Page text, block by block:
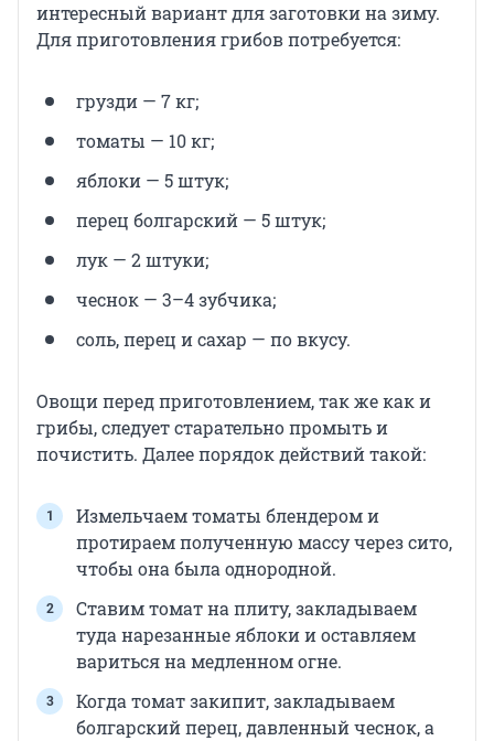
интересный вариант для заготовки на зиму.
Для приготовления грибов потребуется:
грузди — 7 кг;
томаты — 10 кг;
яблоки — 5 штук;
перец болгарский — 5 штук;
лук — 2 штуки;
чеснок — 3–4 зубчика;
соль, перец и сахар — по вкусу.
Овощи перед приготовлением, так же как и
грибы, следует старательно промыть и
почистить. Далее порядок действий такой:
Измельчаем томаты блендером и
протираем полученную массу через сито,
чтобы она была однородной.
Ставим томат на плиту, закладываем
туда нарезанные яблоки и оставляем
вариться на медленном огне.
Когда томат закипит, закладываем
болгарский перец, давленный чеснок, а